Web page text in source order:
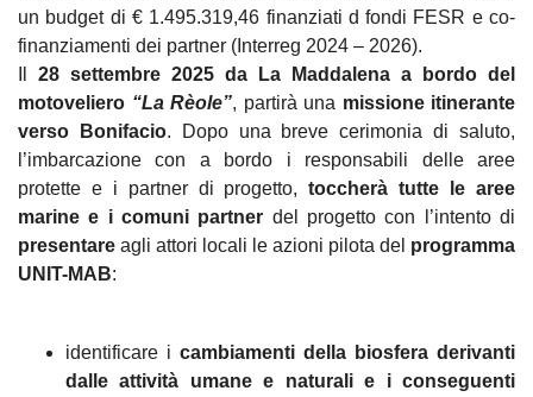
un budget di € 1.495.319,46 finanziati d fondi FESR e co-
finanziamenti dei partner (Interreg 2024 – 2026).
28 settembre 2025 da La Maddalena a bordo del
motoveliero “La Rèole”, partirà una missione itinerante
verso Bonifacio. Dopo una breve cerimonia di saluto,
l’imbarcazione con a bordo i responsabili delle aree
protette e i partner di progetto,toccherà tutte le aree
marine e i comuni partner del progetto con l’intento di
presentare agli attori locali le azioni pilota del programma
UNIT-MAB:
identificare i cambiamenti della biosfera derivanti
dalle attività umane e naturali e i conseguenti